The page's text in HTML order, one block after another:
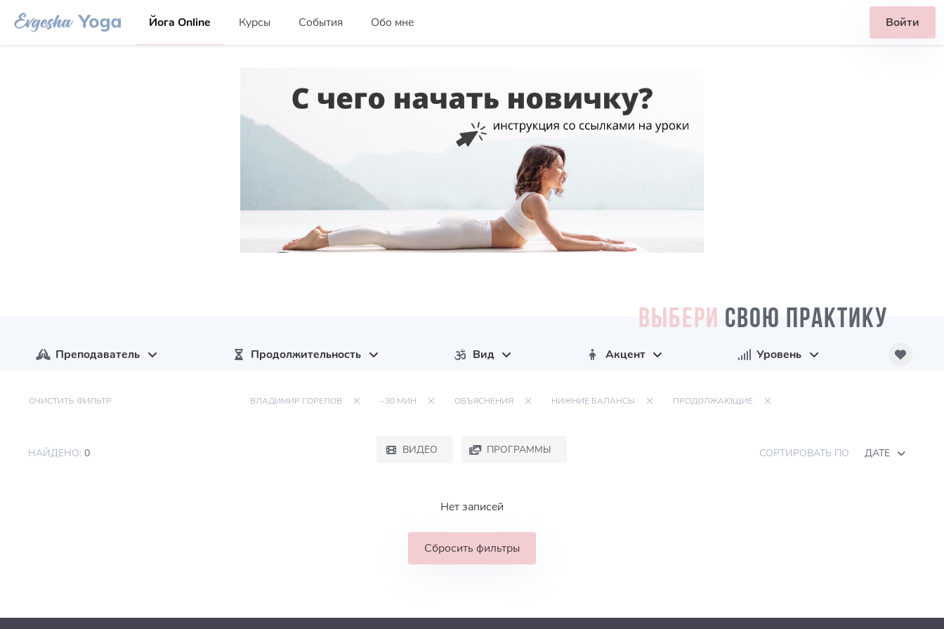
Йога Online Курсы События Обо мне Войти
ВЫБЕРИ СВОЮ ПРАКТИКУ
Преподаватель Продолжительность Вид Акцент Уровень
ОЧИСТИТЬ ФИЛЬТР ВЛАДИМИР ГОРЕЛОВ ~30 МИН ОБЪЯСНЕНИЯ НИЖНИЕ БАЛАНСЫ ПРОДОЛЖАЮЩИЕ
НАЙДЕНО: 0 ВИДЕО ПРОГРАММЫ СОРТИРОВАТЬ ПО ДАТЕ
Нет записей
Сбросить фильтры